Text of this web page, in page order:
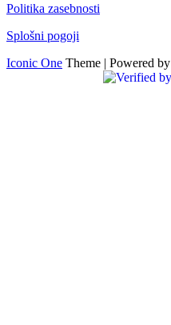
Politika zasebnosti
Splošni pogoji
Iconic One Theme | Powered by